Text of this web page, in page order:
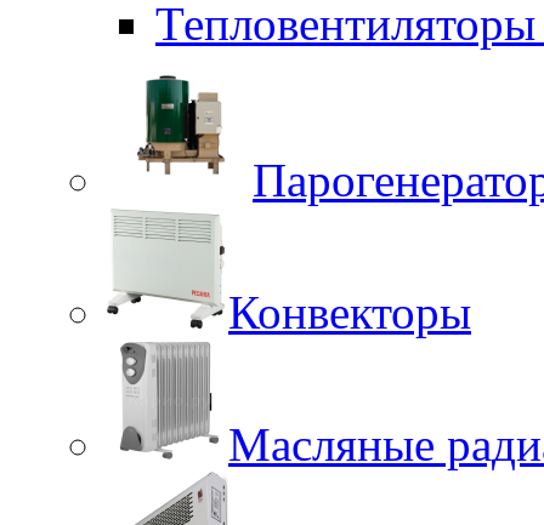
Конвекторы
Масляные